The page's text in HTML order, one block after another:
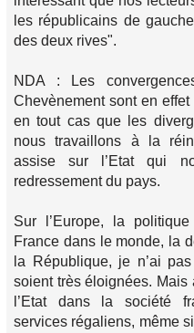
les républicains de
des deux rives".
NDA : Les
Chevènement sont en
en tout cas que les
nous travaillons à la
assise sur l’Etat qui
redressement du pays.
Sur l’Europe, la
France dans le monde, la
la République, je n’ai
soient très éloignées. Mais
l’Etat dans la société
services régaliens, même